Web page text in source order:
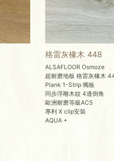
格雷灰橡木 448
ALSAFLOOR Osmoze
超耐磨地板 格雷灰橡木
Plank 1-Strip 獨板
同步浮雕木紋 4邊倒角
歐洲耐磨等級AC5
專利 X clip安裝
AQUA +